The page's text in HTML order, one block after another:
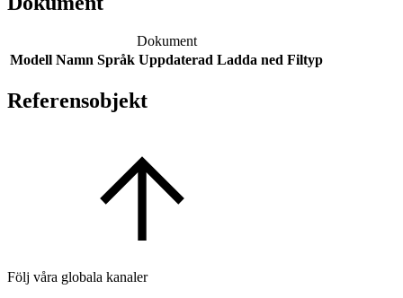
Dokument
Modell Namn Språk Uppdaterad Ladda ned Filtyp
Referensobjekt
Följ våra globala kanaler